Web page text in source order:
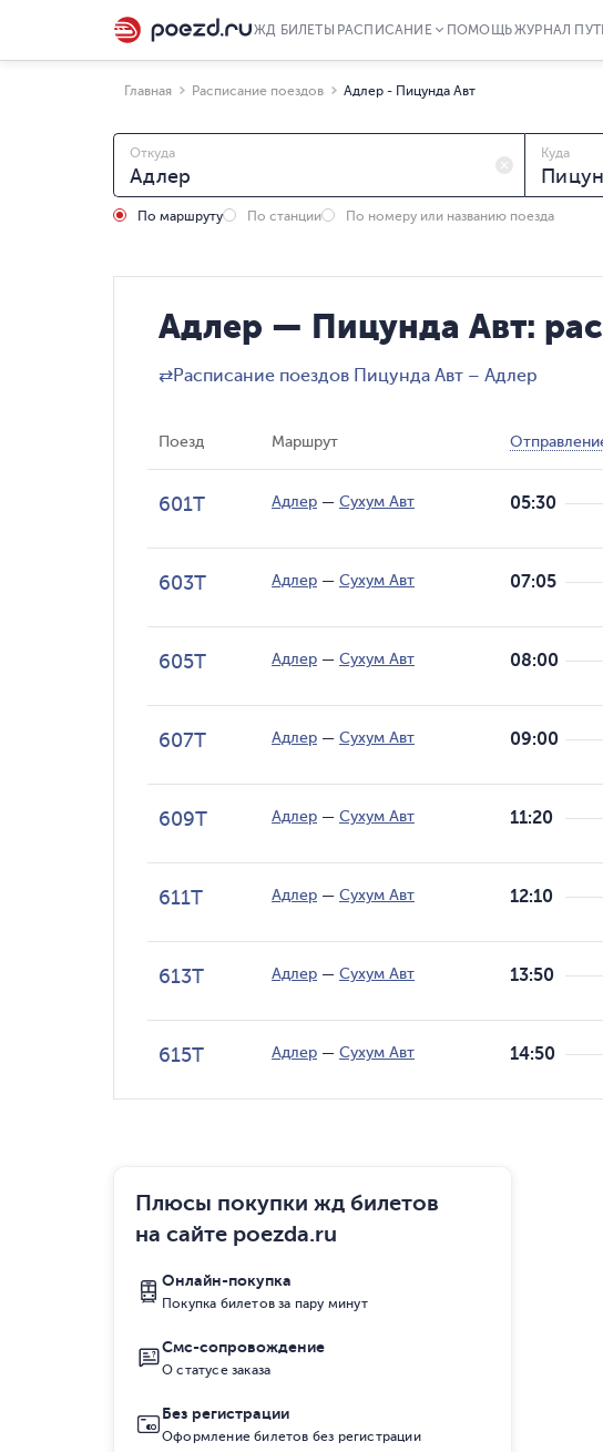
ЖД БИЛЕТЫ РАСПИСАНИЕ ПОМОЩЬЖУРНАЛ
Главная Расписание поездов Адлер - Пицунда Авт
Откуда Куда
По маршруту По станции По номеру или названию поезда
Адлер — Пицунда Авт:
⇄Расписание поездов Пицунда Авт – Адлер
Поезд Маршрут
601Т Адлер — Сухум Авт 05:30
603Т Адлер — Сухум Авт 07:05
605Т Адлер — Сухум Авт 08:00
607Т Адлер — Сухум Авт 09:00
609Т Адлер — Сухум Авт 11:20
611Т Адлер — Сухум Авт 12:10
613Т Адлер — Сухум Авт 13:50
615Т Адлер — Сухум Авт 14:50
Плюсы покупки жд билетов
на сайте poezda.ru
Онлайн-покупка
Покупка билетов за пару минут
Смс-сопровождение
О статусе заказа
Без регистрации
Оформление билетов без регистрации